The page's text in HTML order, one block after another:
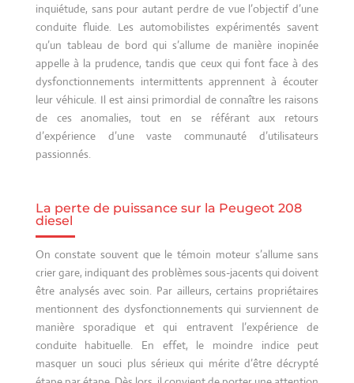
inquiétude, sans pour autant perdre de vue l’objectif d’une
conduite fluide. Les automobilistes expérimentés savent
qu’un tableau de bord qui s’allume de manière inopinée
appelle à la prudence, tandis que ceux qui font face à des
dysfonctionnements intermittents apprennent à écouter
leur véhicule. Il est ainsi primordial de connaître les raisons
de ces anomalies, tout en se référant aux retours
d’expérience d’une vaste communauté d’utilisateurs
passionnés.
La perte de puissance sur la Peugeot 208
diesel
On constate souvent que le témoin moteur s’allume sans
crier gare, indiquant des problèmes sous-jacents qui doivent
être analysés avec soin. Par ailleurs, certains propriétaires
mentionnent des dysfonctionnements qui surviennent de
manière sporadique et qui entravent l’expérience de
conduite habituelle. En effet, le moindre indice peut
masquer un souci plus sérieux qui mérite d’être décrypté